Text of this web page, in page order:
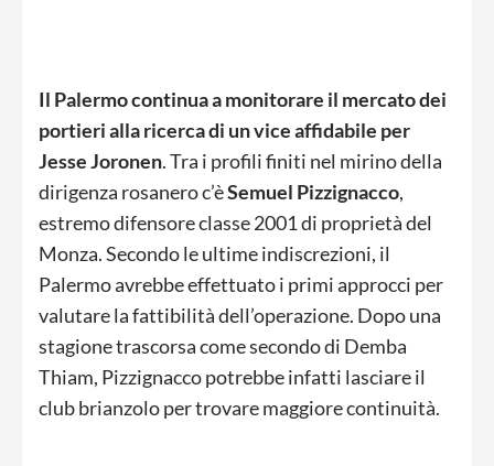
Il Palermo continua a monitorare il mercato dei
portieri alla ricerca di un vice affidabile per
Jesse Joronen. Tra i profili finiti nel mirino della
dirigenza rosanero c’èSemuel Pizzignacco,
estremo difensore classe 2001 di proprietà del
Monza. Secondo le ultime indiscrezioni, il
Palermo avrebbe effettuato i primi approcci per
valutare la fattibilità dell’operazione. Dopo una
stagione trascorsa come secondo di Demba
Thiam, Pizzignacco potrebbe infatti lasciare il
club brianzolo per trovare maggiore continuità.